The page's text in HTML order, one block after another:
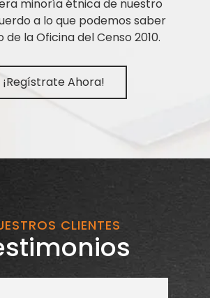
minoría étnica de nuestro
a lo que podemos saber
de la Oficina del Censo 2010.
¡Regístrate Ahora!
CLIENTES